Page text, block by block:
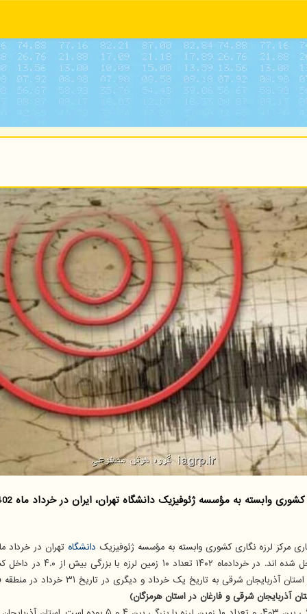
مؤسسه ژئوفیزیک دانشگاه تهران، ایران در خرداد ماه 1402، بیش از 600 بار لرزید.
مرکز لرزه نگاری کشوری وابسته به مؤسسه ژئوفیزیک دانشگاه
ایران و نواحی مرزی رخ